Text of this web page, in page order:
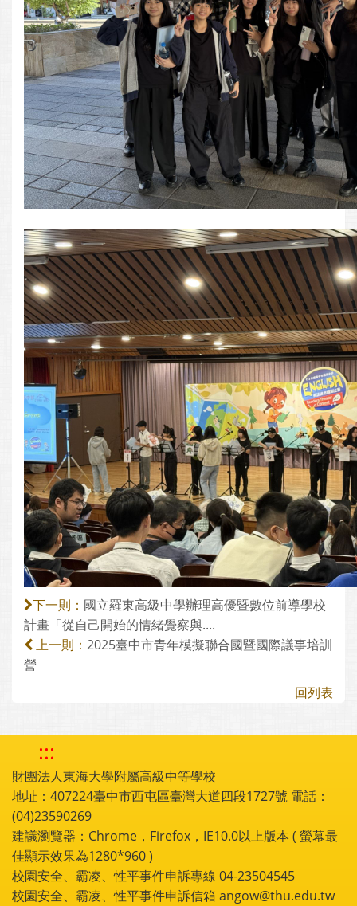
下一則： 國立羅東高級中學辦理高優暨數位前導學校
計畫「從自己開始的情緒覺察與....
上一則： 2025臺中市青年模擬聯合國暨國際議事培訓
營
回列表
:::
財團法人東海大學附屬高級中等學校
地址：407224臺中市西屯區臺灣大道四段1727號 電話：
(04)23590269
建議瀏覽器：Chrome，Firefox，IE10.0以上版本 ( 螢幕最
佳顯示效果為1280*960 )
校園安全、霸凌、性平事件申訴專線 04-23504545
校園安全、霸凌、性平事件申訴信箱 angow@thu.edu.tw